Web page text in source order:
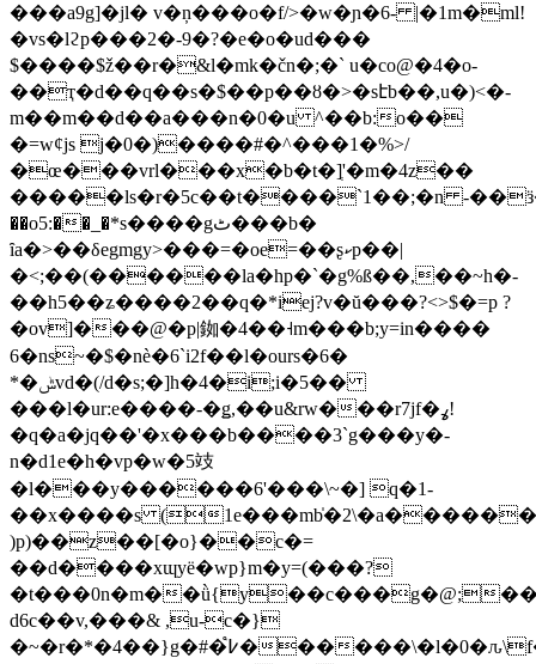
���a9g]�jl� v�ņ���o�f/>�w�ɲ�6- |�1m�ml!
�vs�lϩp���2�-9�?�e�o�ud���
$����$ž��r�&l�mk�čn�;�` u�co@�4�o-
��ҭ�d��q��s�$��p��ȣ�>�sէb��,u�)<�-
m��m��d��a���n�0�u ^��b:o��
�=wȼjs j�0�)����#�^���1�%>/
�œ���vrl���x�b�t�]ְ'�m�4z��
�����ls�r�5c��t����`1��;�n -
��o5:��_�*ѕ����gٹ���b�
ȋa�>��δegmgy>���=�oe=��ʂކp��|
�<;��(������la�hp�`�g%ß��,��~h�-
��h5��ʑ����2��q�*iej?v�ŭ���?<>$�=p ?
�ov]���@�p|銣�4��˧m���b;y=in����
6�ns~�$�nѐ�6`i2f��l�ours�6�
*�ݰvd�(/d�s;�]h�4�i;i�5��
���l�ur:e����-�ǥ,��u&rw���r7jf�ߩ!
�q�a�jq��'�x���b����3`g���y�-
n�d1e�h�vp�w�5攱
�l���y������6'���\~�] q�1-
��x����s (1e���mb̍�2\�
)p)��z��[�o}��c�=
��d����xɰyë�wp}m�y=(���?
�t���0n�m��ǜ{y��c���g�@;
d6c��v,���& ,u-c�}
�~�r�*�4��}g�#�֩߇������\�l�0�ԉ\f��g��ubq,a 6�\�bk�